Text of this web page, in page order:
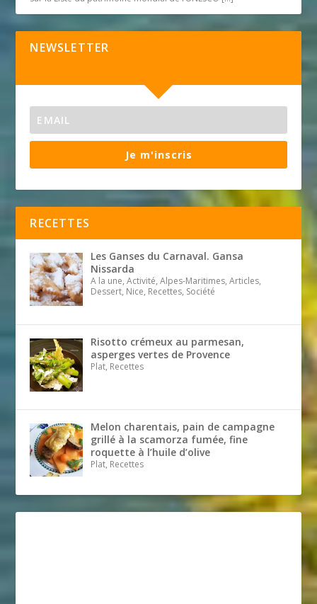
NEWSLETTER
Je m'inscris
RECETTES
Les Ganses du Carnaval. Gansa
Nissarda
A la une, Activité, Alpes-Maritimes, Articles,
Dessert, Nice, Recettes, Société
Risotto crémeux au parmesan,
asperges vertes de Provence
Plat, Recettes
Melon charentais, pain de campagne
grillé à la scamorza fumée, fine
roquette à l’huile d’olive
Plat, Recettes